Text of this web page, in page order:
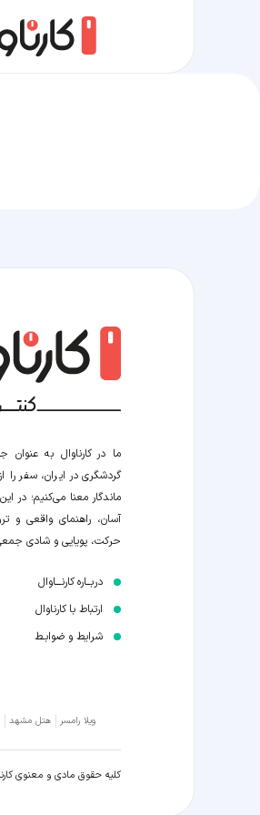
ما در کارناوال به
گردشگری در ایران، سفر
ماندگار معنا می‌کنیم؛ در
آسان، راهنمای واقعی
حرکت، پویایی و شادی
دربــاره کارنـــاوال
ارتباط با کارناوال
شرایط و ضوابـط
ویلا رامسر هتل مشهد
کلیه حقوق مادی و معنوی